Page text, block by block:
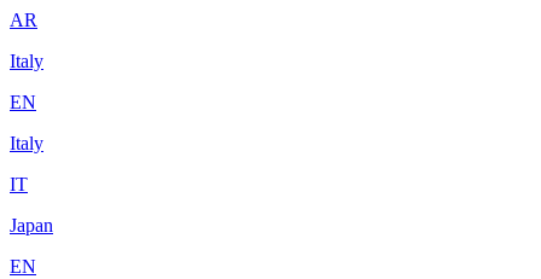
AR
Italy
EN
Italy
IT
Japan
EN